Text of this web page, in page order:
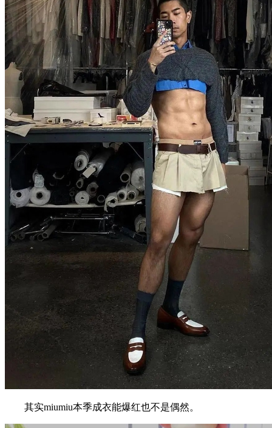
其实miumiu本季成衣能爆红也不是偶然。